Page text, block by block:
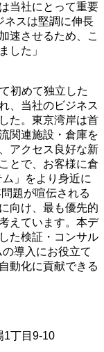
当社にとって重要
ネスは堅調に伸長
速させるため、こ
した」
初めて独立した
、当社のビジネス
た。東京湾岸は首
関連施設・倉庫を
アクセス良好な新
とで、お客様に倉
」をより身近に
題が喧伝される
向け、最も優先的
えています。本デ
た検証・コンサル
導入にお役立て
動化に貢献できる
1丁目9-10